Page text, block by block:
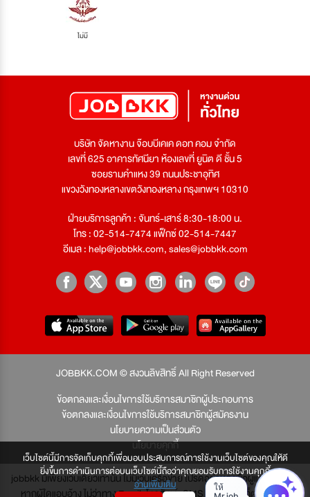
เว็บไซต์นี้มีการจัดเก็บคุกกี้เพื่อมอบประสบการณ์การใช้งานเว็บไซต์ของคุณให้ดี
ยิ่งขึ้นการดำเนินการต่อบนเว็บไซต์นี้ถือว่าคุณยอมรับการใช้งานคุกกี้
อ่านเพิ่มเติม
ไม่มี
บริษัท จัดหางาน จ๊อบบีเคเค ดอท คอม จำกัด
เลขที่ 625 อาคารทัศนียา ห้องเลขที่ ยูนิต ดี ชั้น 5
ซอยรามคำแหง 39 ถนนประชาอุทิศ
แขวงวังทองหลางเขตวังทองหลาง กรุงเทพฯ 10310
ฝ่ายบริการลูกค้า : จันทร์-เสาร์ 8:30-18:00 น.
โทร : 02-514-7474 แฟ็กซ์ 02-514-7447
อีเมล :help@jobbkk.com,sales@jobbkk.com
JOBBKK.COM © สงวนลิขสิทธิ์ All Right Reserved
ข้อตกลงและเงื่อนไขการใช้บริการสมาชิกผู้ประกอบการ
ข้อตกลงและเงื่อนไขการใช้บริการสมาชิกผู้สมัครงาน
นโยบายความเป็นส่วนตัว
นโยบายคุกกี้
jobbkk มีเพียงเว็บเดียวเท่านั้น ไม่มีเว็บเครือข่าย โปรดอย่าหลงเชื่อผู้แอบอ้าง และ
หากผู้ใดแอบอ้าง ไม่ว่าทาง Email, โทรศัพท์, SMS หรือทางใดก็ตาม จะถูก